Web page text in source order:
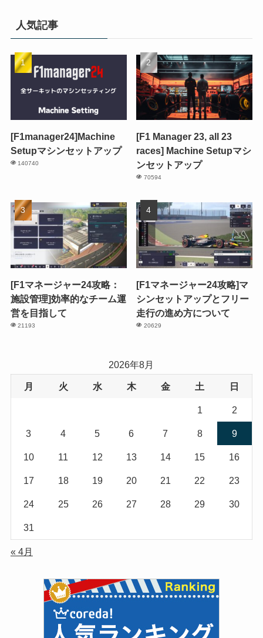
人気記事
[F1manager24]Machine
Setupマシンセットアップ
140740
[F1 Manager 23, all 23
races] Machine Setupマシ
ンセットアップ
70594
[F1マネージャー24攻略：
施設管理]効率的なチーム運
営を目指して
21193
[F1マネージャー24攻略]マ
シンセットアップとフリー
走行の進め方について
20629
2026年8月
月 火 水 木 金 土 日
1 2
3 4 5 6 7 8 9
10 11 12 13 14 15 16
17 18 19 20 21 22 23
24 25 26 27 28 29 30
31
« 4月